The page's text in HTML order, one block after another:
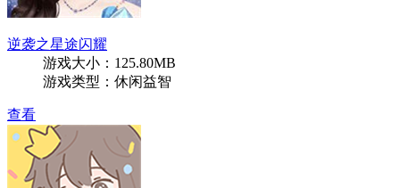
逆袭之星途闪耀
游戏大小：125.80MB
游戏类型：休闲益智
查看